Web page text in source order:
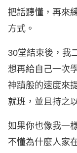
把話聽懂，再來
方式。
30堂結束後，我
想再給自己一次
神蹟般的速度來
就班，並且持之
如果你也像我一
不懂為什麼人家